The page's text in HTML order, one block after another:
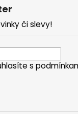
či slevy!
s